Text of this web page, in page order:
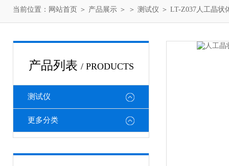
当前位置： 网站首页 ＞ 产品展示 ＞ ＞ 测试仪 ＞ LT-Z037人工晶
产品列表 / PRODUCTS
测试仪
更多分类